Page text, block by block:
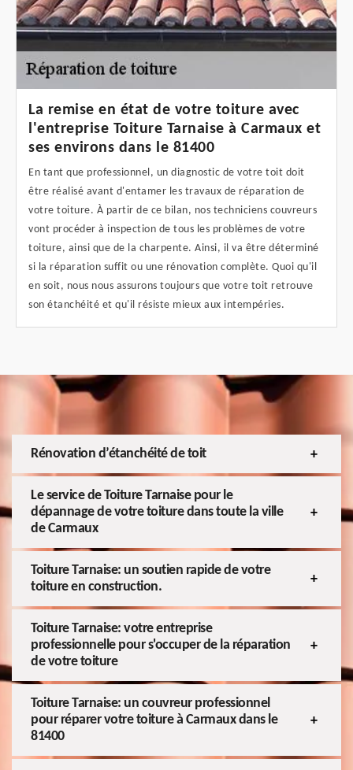
La remise en état de votre toiture avec
l'entreprise Toiture Tarnaise à Carmaux et
ses environs dans le 81400
En tant que professionnel, un diagnostic de votre toit doit
être réalisé avant d'entamer les travaux de réparation de
votre toiture. À partir de ce bilan, nos techniciens couvreurs
vont procéder à inspection de tous les problèmes de votre
toiture, ainsi que de la charpente. Ainsi, il va être déterminé
si la réparation suffit ou une rénovation complète. Quoi qu'il
en soit, nous nous assurons toujours que votre toit retrouve
son étanchéité et qu'il résiste mieux aux intempéries.
Rénovation d’étanchéité de toit
Le service de Toiture Tarnaise pour le
dépannage de votre toiture dans toute la ville
de Carmaux
Toiture Tarnaise: un soutien rapide de votre
toiture en construction.
Toiture Tarnaise: votre entreprise
professionnelle pour s'occuper de la réparation
de votre toiture
Toiture Tarnaise: un couvreur professionnel
pour réparer votre toiture à Carmaux dans le
81400